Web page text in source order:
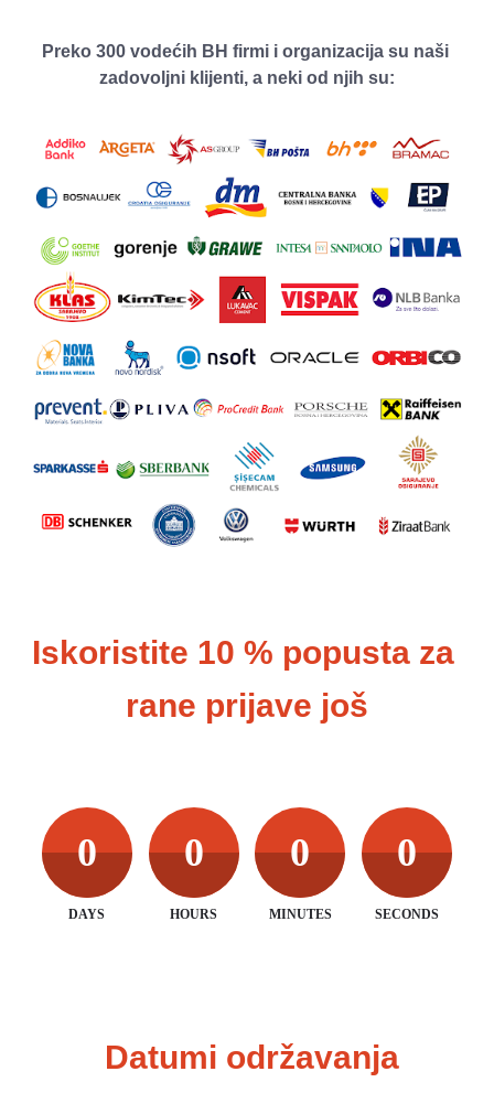
Preko 300 vodećih BH firmi i organizacija su naši
zadovoljni klijenti, a neki od njih su:
Iskoristite 10 % popusta za
rane prijave još
0
DAYS
0
HOURS
0
MINUTES
0
SECONDS
Datumi održavanja